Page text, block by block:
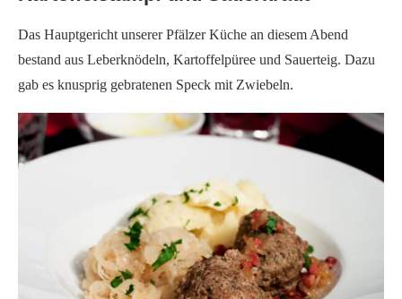
Das Hauptgericht unserer Pfälzer Küche an diesem Abend
bestand aus Leberknödeln, Kartoffelpüree und Sauerteig. Dazu
gab es knusprig gebratenen Speck mit Zwiebeln.